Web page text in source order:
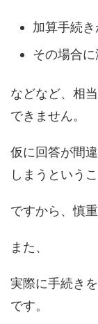
加算手続
その場合
などなど、相
できません。
仮に回答が間
しまうという
ですから、慎
また、
実際に手続き
です。